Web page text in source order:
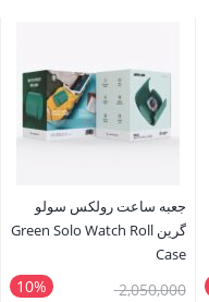
جعبه ساعت رولکس سولو
گرین Green Solo Watch Roll
Case
10% 2,050,000قیمت